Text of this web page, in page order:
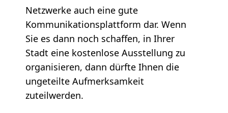
Netzwerke auch eine gute
Kommunikationsplattform dar. Wenn
Sie es dann noch schaffen, in Ihrer
Stadt eine kostenlose Ausstellung zu
organisieren, dann dürfte Ihnen die
ungeteilte Aufmerksamkeit
zuteilwerden.